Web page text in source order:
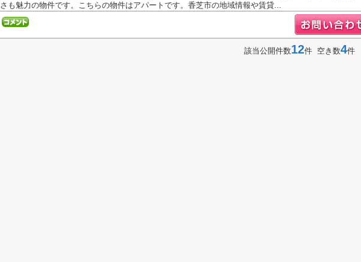
さも魅力の物件です。こちらの物件はアパートです。香芝市の地域情報や賃貸...
該当公開件数12件 空き数4件